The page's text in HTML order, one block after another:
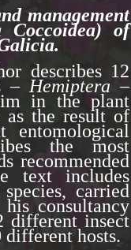
management
Coccoidea) of
describes 12
– Hemiptera –
in the plant
as the result of
entomological
the most
recommended
text includes
carried
consultancy
different insect
different hosts.